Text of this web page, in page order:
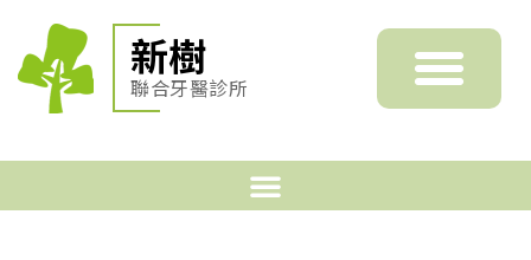
新樹
聯合牙醫診所